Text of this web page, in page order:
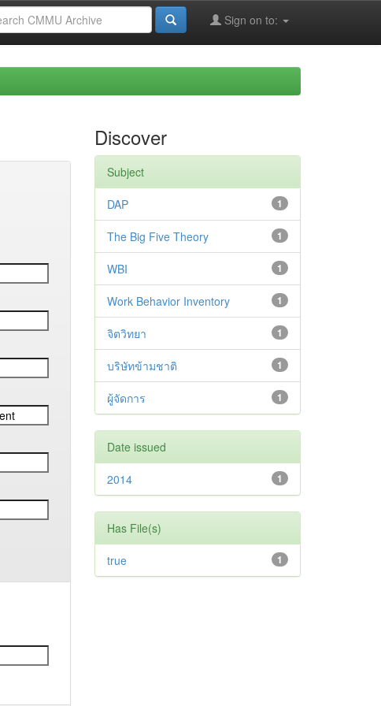
Sign on to:
Discover
Subject
1
DAP
1
The Big Five Theory
1
WBI
1
Work Behavior Inventory
1
จิตวิทยา
1
บริษัทข้ามชาติ
1
ผู้จัดการ
Date issued
1
2014
Has File(s)
1
true